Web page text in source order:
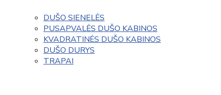
DUŠO SIENELĖS
PUSAPVALĖS DUŠO KABINOS
KVADRATINĖS DUŠO KABINOS
DUŠO DURYS
TRAPAI